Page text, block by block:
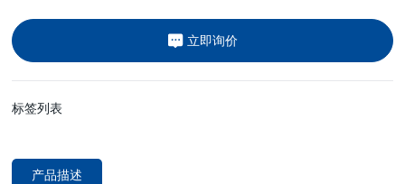
立即询价
标签列表
产品描述